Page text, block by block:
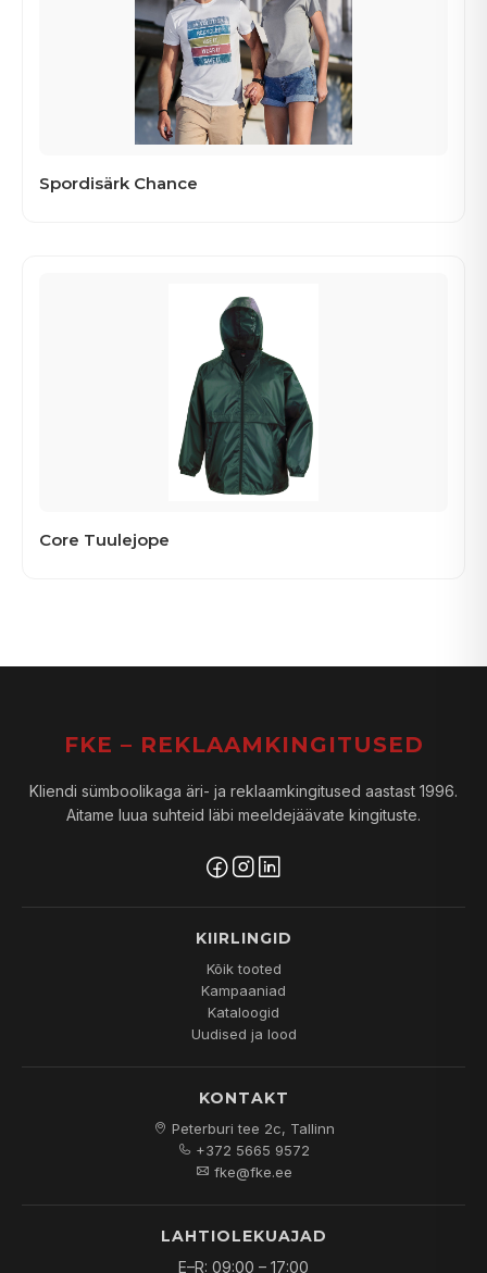
Spordisärk Chance
Core Tuulejope
FKE – REKLAAMKINGITUSED
Kliendi sümboolikaga äri- ja reklaamkingitused aastast 1996.
Aitame luua suhteid läbi meeldejäävate kingituste.
KIIRLINGID
Kõik tooted
Kampaaniad
Kataloogid
Uudised ja lood
KONTAKT
Peterburi tee 2c, Tallinn
+372 5665 9572
fke@fke.ee
LAHTIOLEKUAJAD
E–R: 09:00 – 17:00